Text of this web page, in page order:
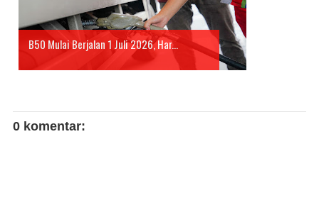
B50 Mulai Berjalan 1 Juli 2026, Har...
0 komentar: